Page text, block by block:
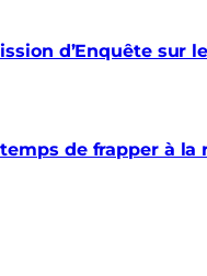
d’Enquête sur
de frapper à la